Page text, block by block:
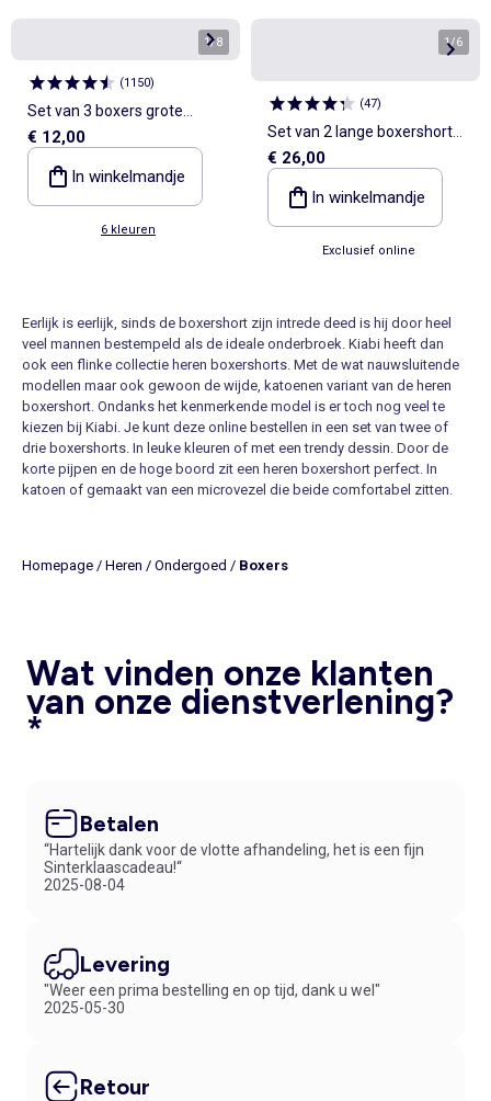
1/8
(1150)
Set van 3 boxers grote
maten
€ 12,00
In winkelmandje
6 kleuren
1/6
(47)
Set van 2 lange boxershorts
'3D Flex air' 'DIM'
€ 26,00
In winkelmandje
Exclusief online
Eerlijk is eerlijk, sinds de boxershort zijn intrede deed is hij door heel
veel mannen bestempeld als de ideale onderbroek. Kiabi heeft dan
ook een flinke collectie heren boxershorts. Met de wat nauwsluitende
modellen maar ook gewoon de wijde, katoenen variant van de heren
boxershort. Ondanks het kenmerkende model is er toch nog veel te
kiezen bij Kiabi. Je kunt deze online bestellen in een set van twee of
drie boxershorts. In leuke kleuren of met een trendy dessin. Door de
korte pijpen en de hoge boord zit een heren boxershort perfect. In
katoen of gemaakt van een microvezel die beide comfortabel zitten.
graag willen aanschaffen. Gelukkig zijn er ook nog vrouwen die hun
man of vriend een tikkeltje in de goede richting sturen. Een beetje
trendy onderbroek mag best gezien worden. Dus dames, bestel online
een mooie heren boxershort; jij bent tenslotte degene die er tegenaan
je vriend of man zelf geen zin heeft om de stad in te gaan voor een set
onderbroeken, kun je op Kiabi.nl slagen voor een hippe heren
boxershort. Ja, we weten het wel, de onderbroek moet vooral lekker
zitten, maar een beetje sexy mag toch best? Kijk op Kiabi.nl voor het
Homepage / Heren / Ondergoed / Boxers
Wat vinden onze klanten
van onze dienstverlening?
*
Betalen
“Hartelijk dank voor de vlotte afhandeling, het is een fijn
Sinterklaascadeau!“
2025-08-04
Levering
"Weer een prima bestelling en op tijd, dank u wel"
2025-05-30
Retour